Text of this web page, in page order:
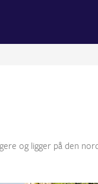
og ligger på den